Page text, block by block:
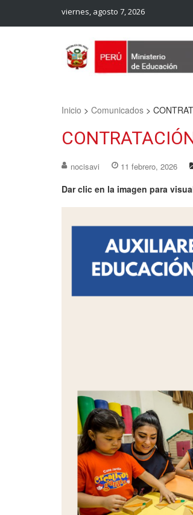
viernes, agosto 7, 2026
Inicio > Comunicados >
nocisavi 11 febrero, 2026
Dar clic en la imagen para